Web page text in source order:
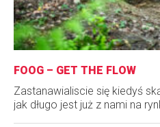
FOOG – GET THE FLOW
Zastanawialiscie się kiedyś
jak długo jest już z nami na